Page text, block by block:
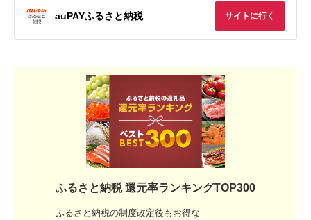
auPAYふるさと納税 サイトに行く
ふるさと納税 還元率ランキングTOP300
ふるさと納税の制度改定後もお得な